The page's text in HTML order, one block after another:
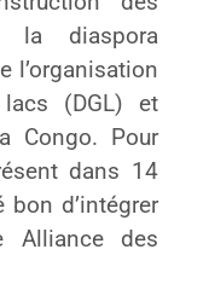
la diaspora
l’organisation
lacs (DGL) et
Congo. Pour
dans 14
bon d’intégrer
Alliance des